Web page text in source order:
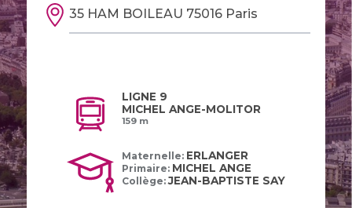
LIGNE 9
MICHEL ANGE-MOLITOR
159 m
Maternelle: ERLANGER
Primaire: MICHEL ANGE
Collège:JEAN-BAPTISTE SAY